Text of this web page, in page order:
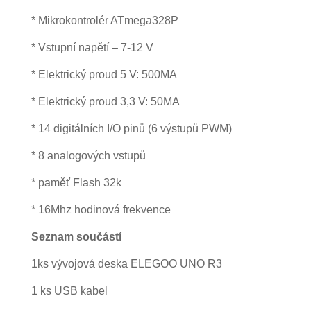
* Mikrokontrolér ATmega328P
* Vstupní napětí – 7-12 V
* Elektrický proud 5 V: 500MA
* Elektrický proud 3,3 V: 50MA
* 14 digitálních I/O pinů (6 výstupů PWM)
* 8 analogových vstupů
* paměť Flash 32k
* 16Mhz hodinová frekvence
Seznam součástí
1ks vývojová deska ELEGOO UNO R3
1 ks USB kabel